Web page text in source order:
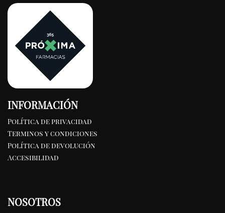
INFORMACIÓN
Política de privacidad
Terminos y condiciones
Política de devolución
Accesibilidad
NOSOTROS